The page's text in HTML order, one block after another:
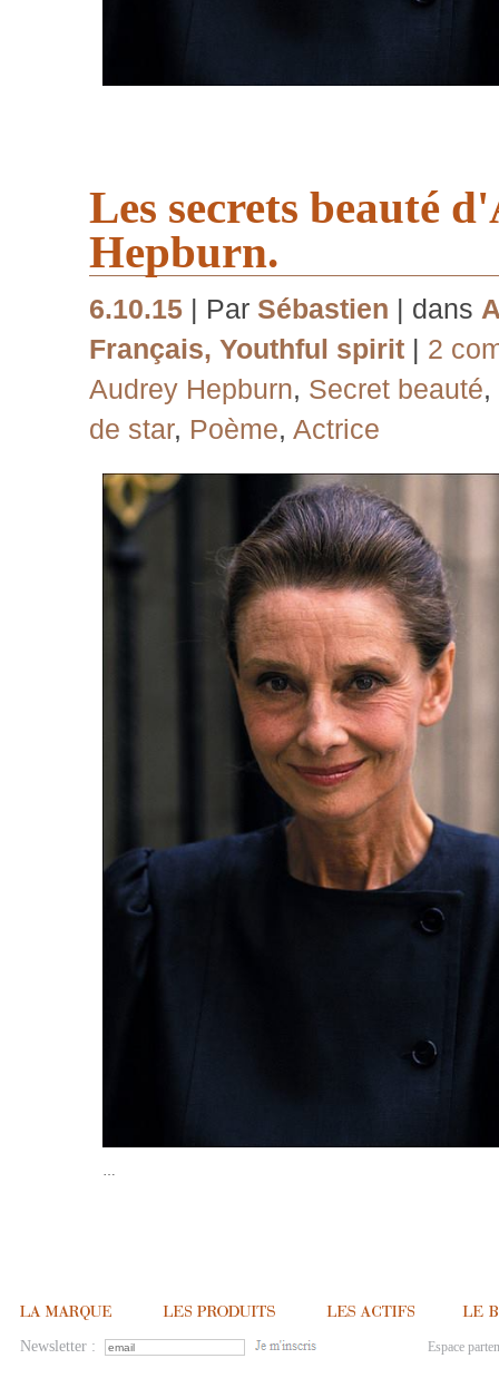
Les secrets beauté
Hepburn.
6.10.15 | Par Sébastien | dans
Français, Youthful spirit | 2
Audrey Hepburn, Secret beauté,
de star, Poème, Actrice
Newsletter : Espace